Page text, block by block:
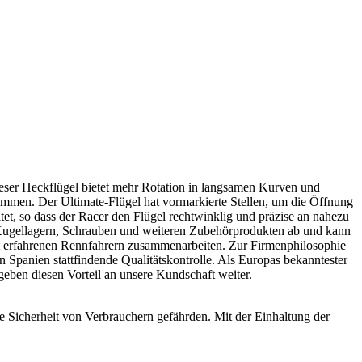
Heckflügel bietet mehr Rotation in langsamen Kurven und
Der Ultimate-Flügel hat vormarkierte Stellen, um die Öffnung
so dass der Racer den Flügel rechtwinklig und präzise an nahezu
Schrauben und weiteren Zubehörprodukten ab und kann
Rennfahrern zusammenarbeiten. Zur Firmenphilosophie
stattfindende Qualitätskontrolle. Als Europas bekanntester
diesen Vorteil an unsere Kundschaft weiter.
Sicherheit von Verbrauchern gefährden. Mit der Einhaltung der